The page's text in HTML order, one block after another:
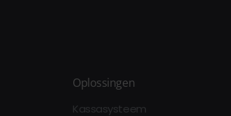
Oplossingen
Kassasysteem